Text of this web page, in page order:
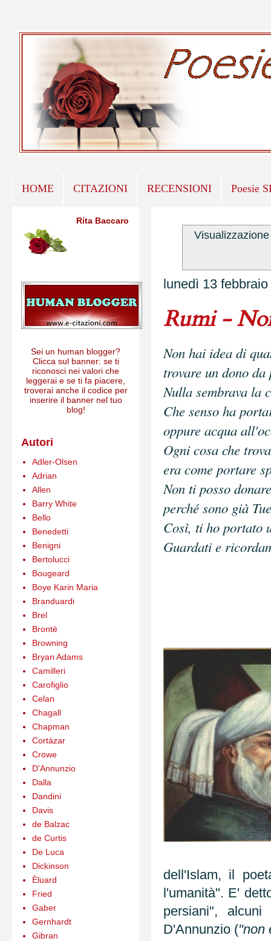
HOME CITAZIONI RECENSIONI Poesie
lunedì 13
Rumi -
Non hai idea di
trovare un dono
Nulla sembrava la
Che senso ha
oppure acqua
Ogni cosa che
era come portare
Non ti posso
perché sono già
Così, ti ho portato
Guardati e
dell'Islam, il
l'umanità". E'
persiani",
D'Annunzio ("non
Rita Baccaro
Sei un human blogger?
Clicca sul banner: se ti
riconosci nei valori che
leggerai e se ti fa piacere,
troverai anche il codice per
inserire il banner nel tuo
blog!
Autori
Adler-Olsen
Adrian
Allen
Barry White
Bello
Benedetti
Benigni
Bertolucci
Bougeard
Boye Karin Maria
Branduardi
Brel
Brontë
Browning
Bryan Adams
Camilleri
Carofiglio
Celan
Chagall
Chapman
Cortázar
Crowe
D'Annunzio
Dalla
Dandini
Davis
de Balzac
de Curtis
De Luca
Dickinson
Èluard
Fried
Gaber
Gernhardt
Gibran